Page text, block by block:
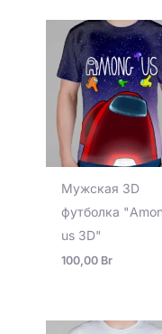
Мужская 3D
футболка
us 3D"
100,00 Br